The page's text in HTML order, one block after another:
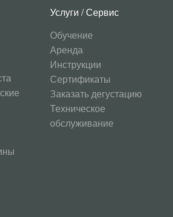
Услуги / Сервис
Обучение
Аренда
Инструкции
Сертификаты
Заказать дегустацию
Техническое
обслуживание